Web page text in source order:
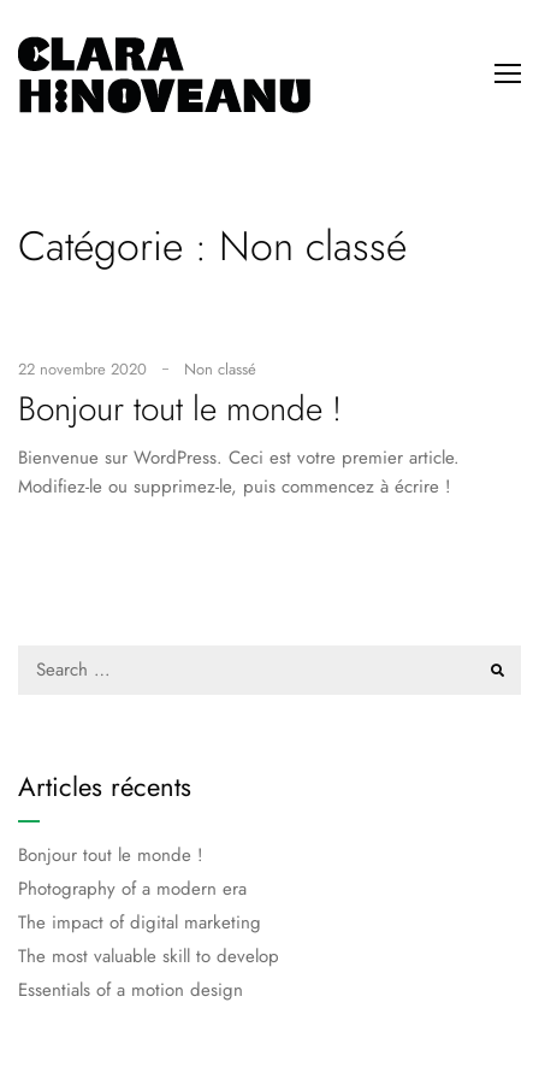
Catégorie : Non classé
22 novembre 2020 Non classé
Bonjour tout le monde !
Bienvenue sur WordPress. Ceci est votre premier article.
Modifiez-le ou supprimez-le, puis commencez à écrire !
Articles récents
Bonjour tout le monde !
Photography of a modern era
The impact of digital marketing
The most valuable skill to develop
Essentials of a motion design